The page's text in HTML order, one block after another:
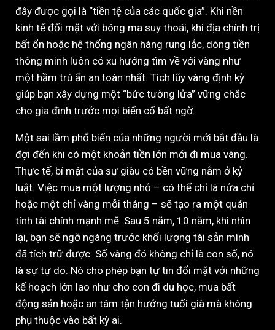
đây được gọi là “tiền tệ của các quốc gia”. Khi nền
kinh tế đối mặt với bóng ma suy thoái, khi địa chính trị
bất ổn hoặc hệ thống ngân hàng rung lắc, dòng tiền
thông minh luôn có xu hướng tìm về với vàng như
một hầm trú ẩn an toàn nhất. Tích lũy vàng định kỳ
giúp bạn xây dựng một “bức tường lửa” vững chắc
cho gia đình trước mọi biến cố bất ngờ.
Một sai lầm phổ biến của những người mới bắt đầu là
đợi đến khi có một khoản tiền lớn mới đi mua vàng.
Thực tế, bí mật của sự giàu có bền vững nằm ở kỷ
luật. Việc mua một lượng nhỏ – có thể chỉ là nửa chỉ
hoặc một chỉ vàng mỗi tháng – sẽ tạo ra một quán
tính tài chính mạnh mẽ. Sau 5 năm, 10 năm, khi nhìn
lại, bạn sẽ ngỡ ngàng trước khối lượng tài sản mình
đã tích trữ được. Số vàng đó không chỉ là con số, nó
là sự tự do. Nó cho phép bạn tự tin đối mặt với những
kế hoạch lớn lao như cho con đi du học, mua bất
động sản hoặc an tâm tận hưởng tuổi già mà không
phụ thuộc vào bất kỳ ai.